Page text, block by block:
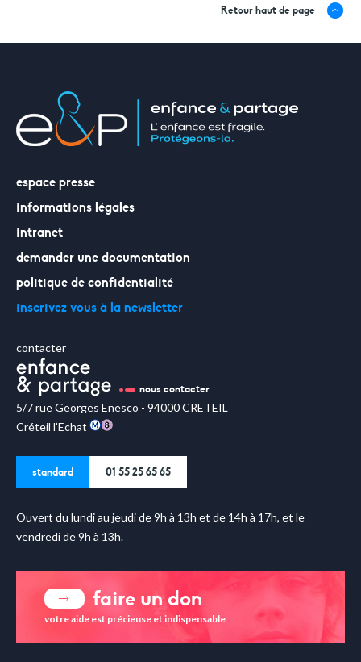
Retour haut de page
espace presse
informations légales
intranet
demander une documentation
politique de confidentialité
inscrivez vous à la newsletter
contacter
nous contacter
5/7 rue Georges Enesco - 94000 CRETEIL
Créteil l’Echat
standard 01 55 25 65 65
Ouvert du lundi au jeudi de 9h à 13h et de 14h à 17h, et le
vendredi de 9h à 13h.
faire un don
votre aide est précieuse et indispensable